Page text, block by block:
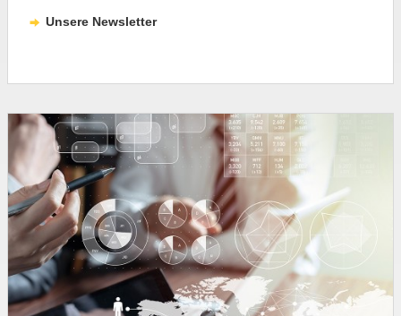
Unsere Newsletter